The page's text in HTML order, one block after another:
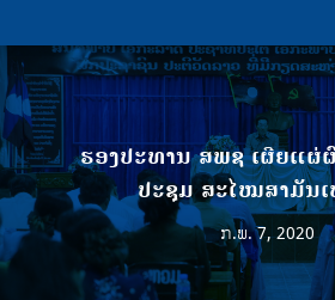
ຮອງປະທານ ສພຊ ເຜີຍແຜ່
ປະຊຸມ ສະໄໝສາມັນ
ກ.ພ. 7, 2020